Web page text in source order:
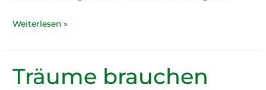
Massage
Mundschutz
Weiterlesen »
Träume brauchen